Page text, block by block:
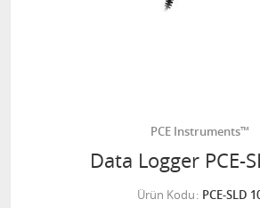
PCE Instruments™
Data Logger PCE-
Ürün Kodu PCE-SLD